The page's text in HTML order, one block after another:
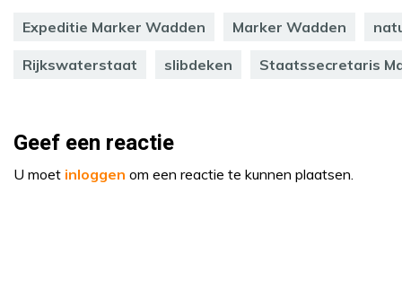
Expeditie Marker Wadden Marker Wadden
Rijkswaterstaat slibdeken Staatssecretaris
Geef een reactie
U moet inloggen om een reactie te kunnen plaatsen.